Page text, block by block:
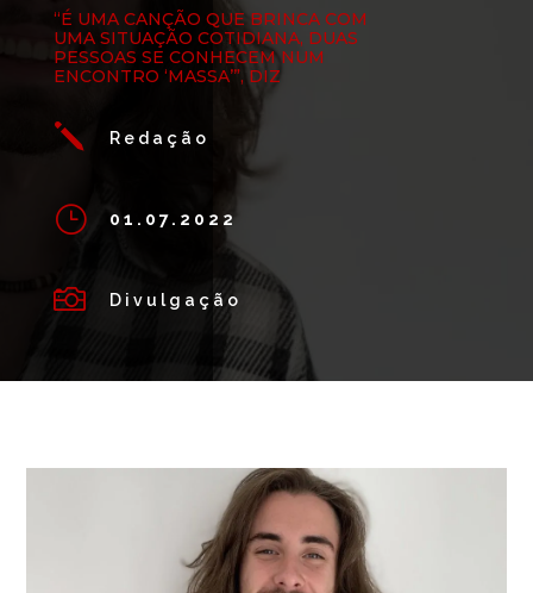
“É UMA CANÇÃO QUE BRINCA COM
UMA SITUAÇÃO COTIDIANA, DUAS
PESSOAS SE CONHECEM NUM
ENCONTRO ‘MASSA’”, DIZ
j Redação
} 01.07.2022
 Divulgação